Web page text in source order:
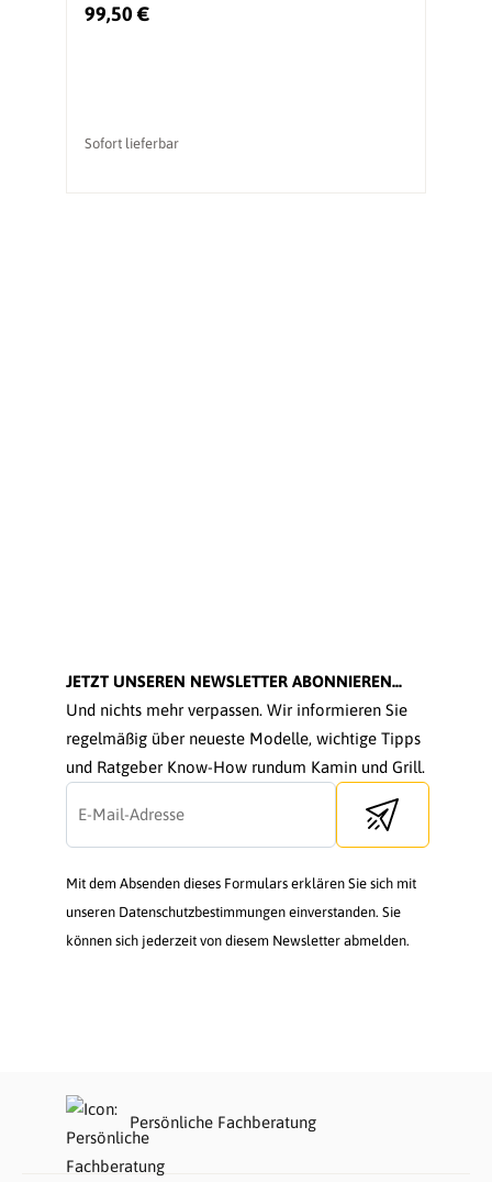
99,50 €
Sofort lieferbar
JETZT UNSEREN NEWSLETTER ABONNIEREN...
Und nichts mehr verpassen. Wir informieren Sie
regelmäßig über neueste Modelle, wichtige Tipps
und Ratgeber Know-How rundum Kamin und Grill.
Send newsletter
Mit dem Absenden dieses Formulars erklären Sie sich mit
unseren Datenschutzbestimmungen einverstanden. Sie
können sich jederzeit von diesem Newsletter abmelden.
Persönliche Fachberatung